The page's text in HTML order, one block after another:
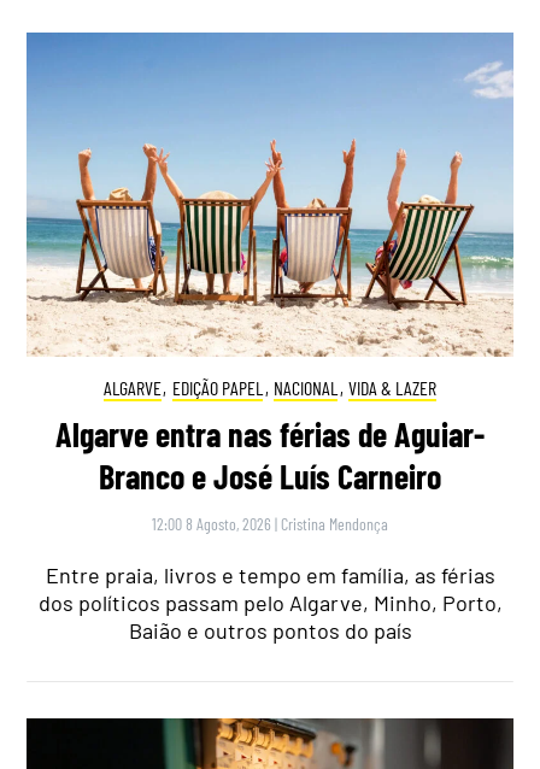
ALGARVE, EDIÇÃO PAPEL , NACIONAL , VIDA & LAZER
Algarve entra nas férias de Aguiar-
Branco e José Luís Carneiro
12:00 8 Agosto, 2026 | Cristina Mendonça
Entre praia, livros e tempo em família, as férias
dos políticos passam pelo Algarve, Minho, Porto,
Baião e outros pontos do país